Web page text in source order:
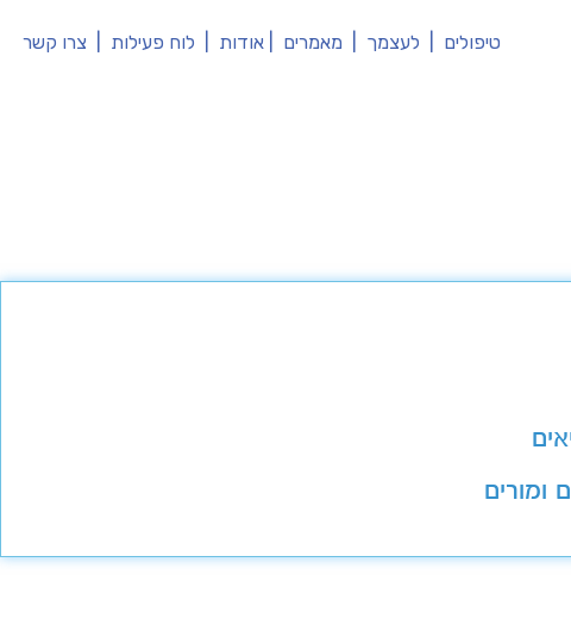
טיפולים לעצמך מאמרים |אודות לוח פעילות צרו קשר
ומורים